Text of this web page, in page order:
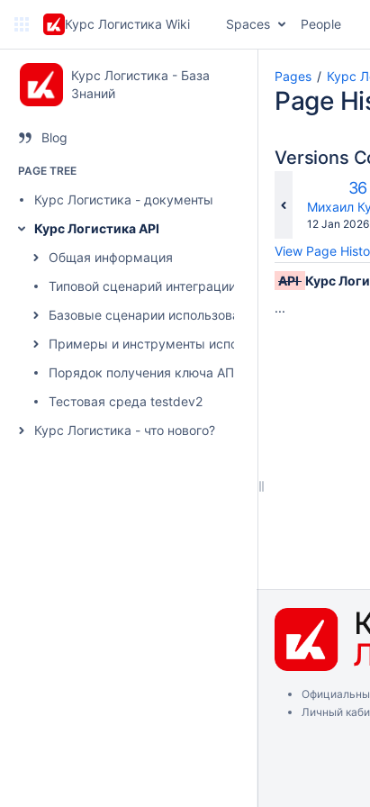
Курс Логистика Wiki Spaces People
Курс Логистика - База
Знаний
Blog
PAGE TREE
Курс Логистика - документы
Курс Логистика API
Общая информация
Типовой сценарий интеграции
Базовые сценарии использования
Примеры и инструменты использования API
Порядок получения ключа АПИ
Тестовая среда testdev2
Курс Логистика - что нового?
Pages Курс
Page
Versions
Old
36
Михаил
Saved
12 Jan 2026
View Page
API Курс
...
Личный